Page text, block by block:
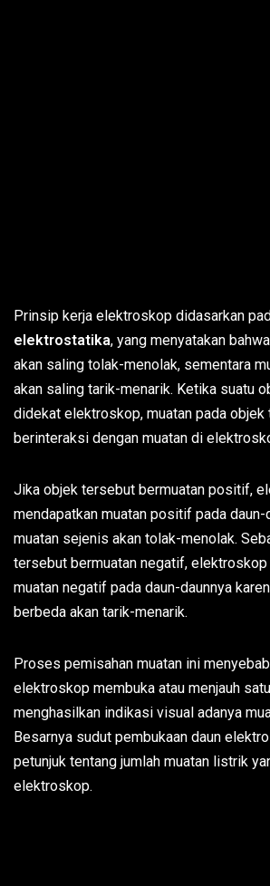
Prinsip kerja elektroskop didasarkan
elektrostatika, yang menyatakan
akan saling tolak-menolak, sementara
akan saling tarik-menarik. Ketika suatu
didekat elektroskop, muatan pada objek
berinteraksi dengan muatan di
Jika objek tersebut bermuatan positif,
mendapatkan muatan positif pada daun-
muatan sejenis akan tolak-menolak.
tersebut bermuatan negatif, elektroskop
muatan negatif pada daun-daunnya
berbeda akan tarik-menarik.
Proses pemisahan muatan ini
elektroskop membuka atau menjauh
menghasilkan indikasi visual adanya
Besarnya sudut pembukaan daun
petunjuk tentang jumlah muatan listrik
elektroskop.